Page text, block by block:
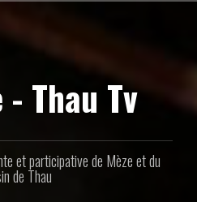
- Thau Tv
et participative de Mèze et du
de Thau